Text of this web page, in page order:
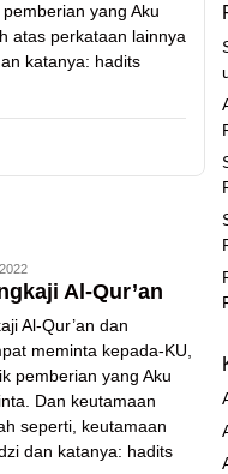
yang Aku
atas perkataan lainnya
katanya: hadits
Al-Qur’an
Al-Qur’an dan
meminta kepada-KU,
pemberian yang Aku
Dan keutamaan
seperti, keutamaan
dan katanya: hadits